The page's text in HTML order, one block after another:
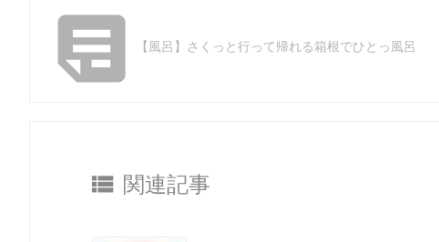
 【風呂】さくっと行って帰れる箱根でひとっ風呂
 関連記事